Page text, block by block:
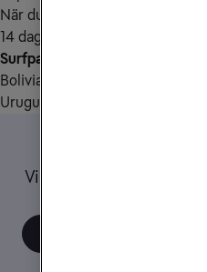
När du börjar använda den
14 dagar.
Surfpaketet för Sydamerika
Bolivia, Brasilien, Chile,
Uruguay
Vi har samlat ett gäng